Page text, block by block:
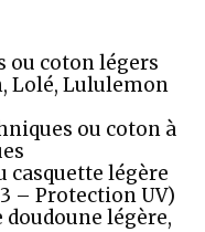
ou coton légers
Lolé, Lululemon
ou coton à
casquette légère
– Protection UV)
doudoune légère,